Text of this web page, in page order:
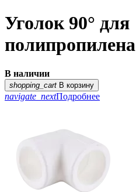
Уголок 90° для
полипропилена
В наличии
shopping_cart В корзину
navigate_nextПодробнее